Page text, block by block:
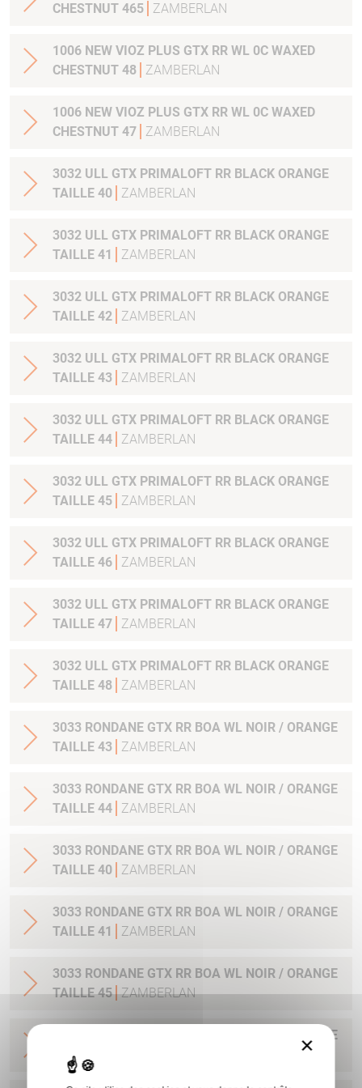
CHESTNUT 465 ZAMBERLAN
1006 NEW VIOZ PLUS GTX RR WL 0C WAXED
CHESTNUT 48
ZAMBERLAN
1006 NEW VIOZ PLUS GTX RR WL 0C WAXED
CHESTNUT 47
ZAMBERLAN
3032 ULL GTX PRIMALOFT RR BLACK ORANGE
TAILLE 40
ZAMBERLAN
3032 ULL GTX PRIMALOFT RR BLACK ORANGE
TAILLE 41
ZAMBERLAN
3032 ULL GTX PRIMALOFT RR BLACK ORANGE
TAILLE 42
ZAMBERLAN
3032 ULL GTX PRIMALOFT RR BLACK ORANGE
TAILLE 43
ZAMBERLAN
3032 ULL GTX PRIMALOFT RR BLACK ORANGE
TAILLE 44
ZAMBERLAN
3032 ULL GTX PRIMALOFT RR BLACK ORANGE
TAILLE 45
ZAMBERLAN
3032 ULL GTX PRIMALOFT RR BLACK ORANGE
TAILLE 46
ZAMBERLAN
3032 ULL GTX PRIMALOFT RR BLACK ORANGE
TAILLE 47
ZAMBERLAN
3032 ULL GTX PRIMALOFT RR BLACK ORANGE
TAILLE 48
ZAMBERLAN
3033 RONDANE GTX RR BOA WL NOIR / ORANGE
TAILLE 43
ZAMBERLAN
3033 RONDANE GTX RR BOA WL NOIR / ORANGE
TAILLE 44
ZAMBERLAN
3033 RONDANE GTX RR BOA WL NOIR / ORANGE
TAILLE 40
ZAMBERLAN
3033 RONDANE GTX RR BOA WL NOIR / ORANGE
TAILLE 41
ZAMBERLAN
3033 RONDANE GTX RR BOA WL NOIR / ORANGE
TAILLE 45 ZAMBERLAN
3033 RONDANE GTX RR BOA WL NOIR / ORANGE
TAILLE 46
×